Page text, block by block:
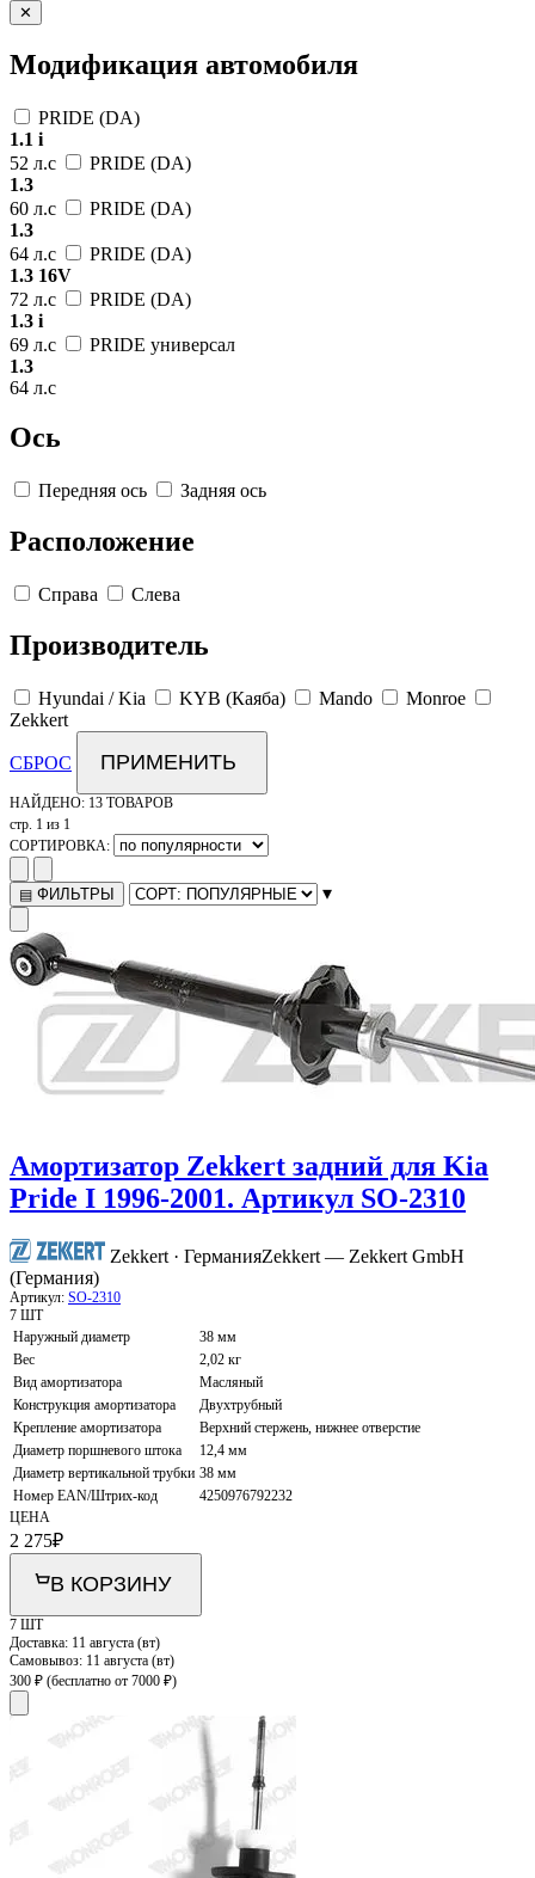
✕
Модификация автомобиля
PRIDE (DA)
1.1 i
52 л.с
PRIDE (DA)
1.3
60 л.с
PRIDE (DA)
1.3
64 л.с
PRIDE (DA)
1.3 16V
72 л.с
PRIDE (DA)
1.3 i
69 л.с
PRIDE универсал
1.3
64 л.с
Ось
Передняя ось Задняя ось
Расположение
Справа Слева
Производитель
Hyundai / Kia KYB (Каяба) Mando
Monroe
Zekkert
СБРОС ПРИМЕНИТЬ
НАЙДЕНО: 13 ТОВАРОВ
стр. 1 из 1
СОРТИРОВКА:
▤ ФИЛЬТРЫ ▾
Амортизатор Zekkert задний для Kia
Pride I 1996-2001. Артикул SO-2310
Zekkert · ГерманияZekkert — Zekkert GmbH
(Германия)
Артикул: SO-2310
7 ШТ
Наружный диаметр
38 мм
Вес
2,02 кг
Вид амортизатора
Масляный
Конструкция амортизатора
Двухтрубный
Крепление амортизатора
Верхний стержень, нижнее отверстие
Диаметр поршневого штока
12,4 мм
Диаметр вертикальной трубки 38 мм
Номер EAN/Штрих-код
4250976792232
ЦЕНА
2 275₽
В КОРЗИНУ
7 ШТ
Доставка: 11 августа (вт)
Самовывоз: 11 августа (вт)
300 ₽ (бесплатно от 7000 ₽)